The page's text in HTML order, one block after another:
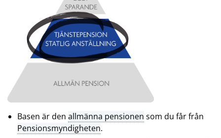
Basen är den allmänna pensionen som du får från
Pensionsmyndigheten.